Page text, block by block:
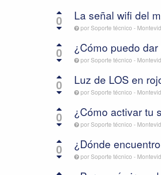
0 La señal wifi del
porSoporte técnico -
0 ¿Cómo puedo
porSoporte técnico -
0 Luz de LOS en
porSoporte técnico -
0 ¿Cómo activar tu
porSoporte técnico -
0 ¿Dónde
porSoporte técnico -